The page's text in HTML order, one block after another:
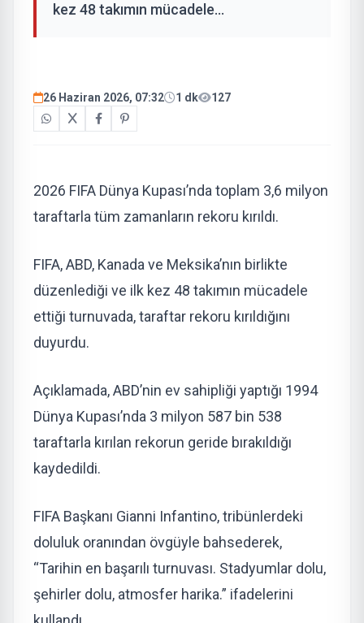
kez 48 takımın mücadele...
26 Haziran 2026, 07:32 1 dk 127
2026 FIFA Dünya Kupası’nda toplam 3,6 milyon
taraftarla tüm zamanların rekoru kırıldı.
FIFA, ABD, Kanada ve Meksika’nın birlikte
düzenlediği ve ilk kez 48 takımın mücadele
ettiği turnuvada, taraftar rekoru kırıldığını
duyurdu.
Açıklamada, ABD’nin ev sahipliği yaptığı 1994
Dünya Kupası’nda 3 milyon 587 bin 538
taraftarla kırılan rekorun geride bırakıldığı
kaydedildi.
FIFA Başkanı Gianni Infantino, tribünlerdeki
doluluk oranından övgüyle bahsederek,
“Tarihin en başarılı turnuvası. Stadyumlar dolu,
şehirler dolu, atmosfer harika.” ifadelerini